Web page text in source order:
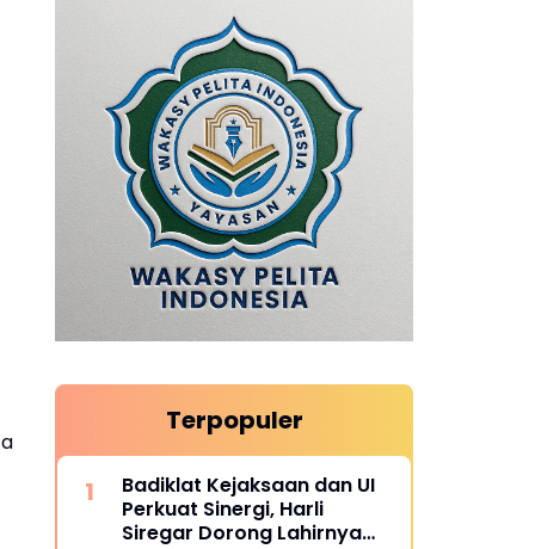
Terpopuler
Badiklat Kejaksaan dan UI
Perkuat Sinergi, Harli
Siregar Dorong Lahirnya